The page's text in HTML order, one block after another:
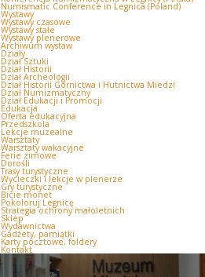
Numismatic Conference in Legnica (Poland)
Wystawy
Wystawy czasowe
Wystawy stałe
Wystawy plenerowe
Archiwum wystaw
Działy
Dział Sztuki
Dział Historii
Dział Archeologii
Dział Historii Górnictwa i Hutnictwa Miedzi
Dział Numizmatyczny
Dział Edukacji i Promocji
Edukacja
Oferta edukacyjna
Przedszkola
Lekcje muzealne
Warsztaty
Warsztaty wakacyjne
Ferie zimowe
Dorośli
Trasy turystyczne
Wycieczki i lekcje w plenerze
Gry turystyczne
Bicie monet
Pokoloruj Legnicę
Strategia ochrony małoletnich
Sklep
Wydawnictwa
Gadżety, pamiątki
Karty pocztowe, foldery
Kontakt